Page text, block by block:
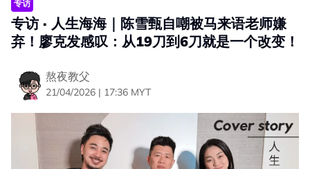
专访
专访 · 人生海海｜陈雪甄自嘲被马来语老师嫌
弃！廖克发感叹：从19刀到6刀就是一个改变！
熬夜教父
21/04/2026 | 17:36 MYT